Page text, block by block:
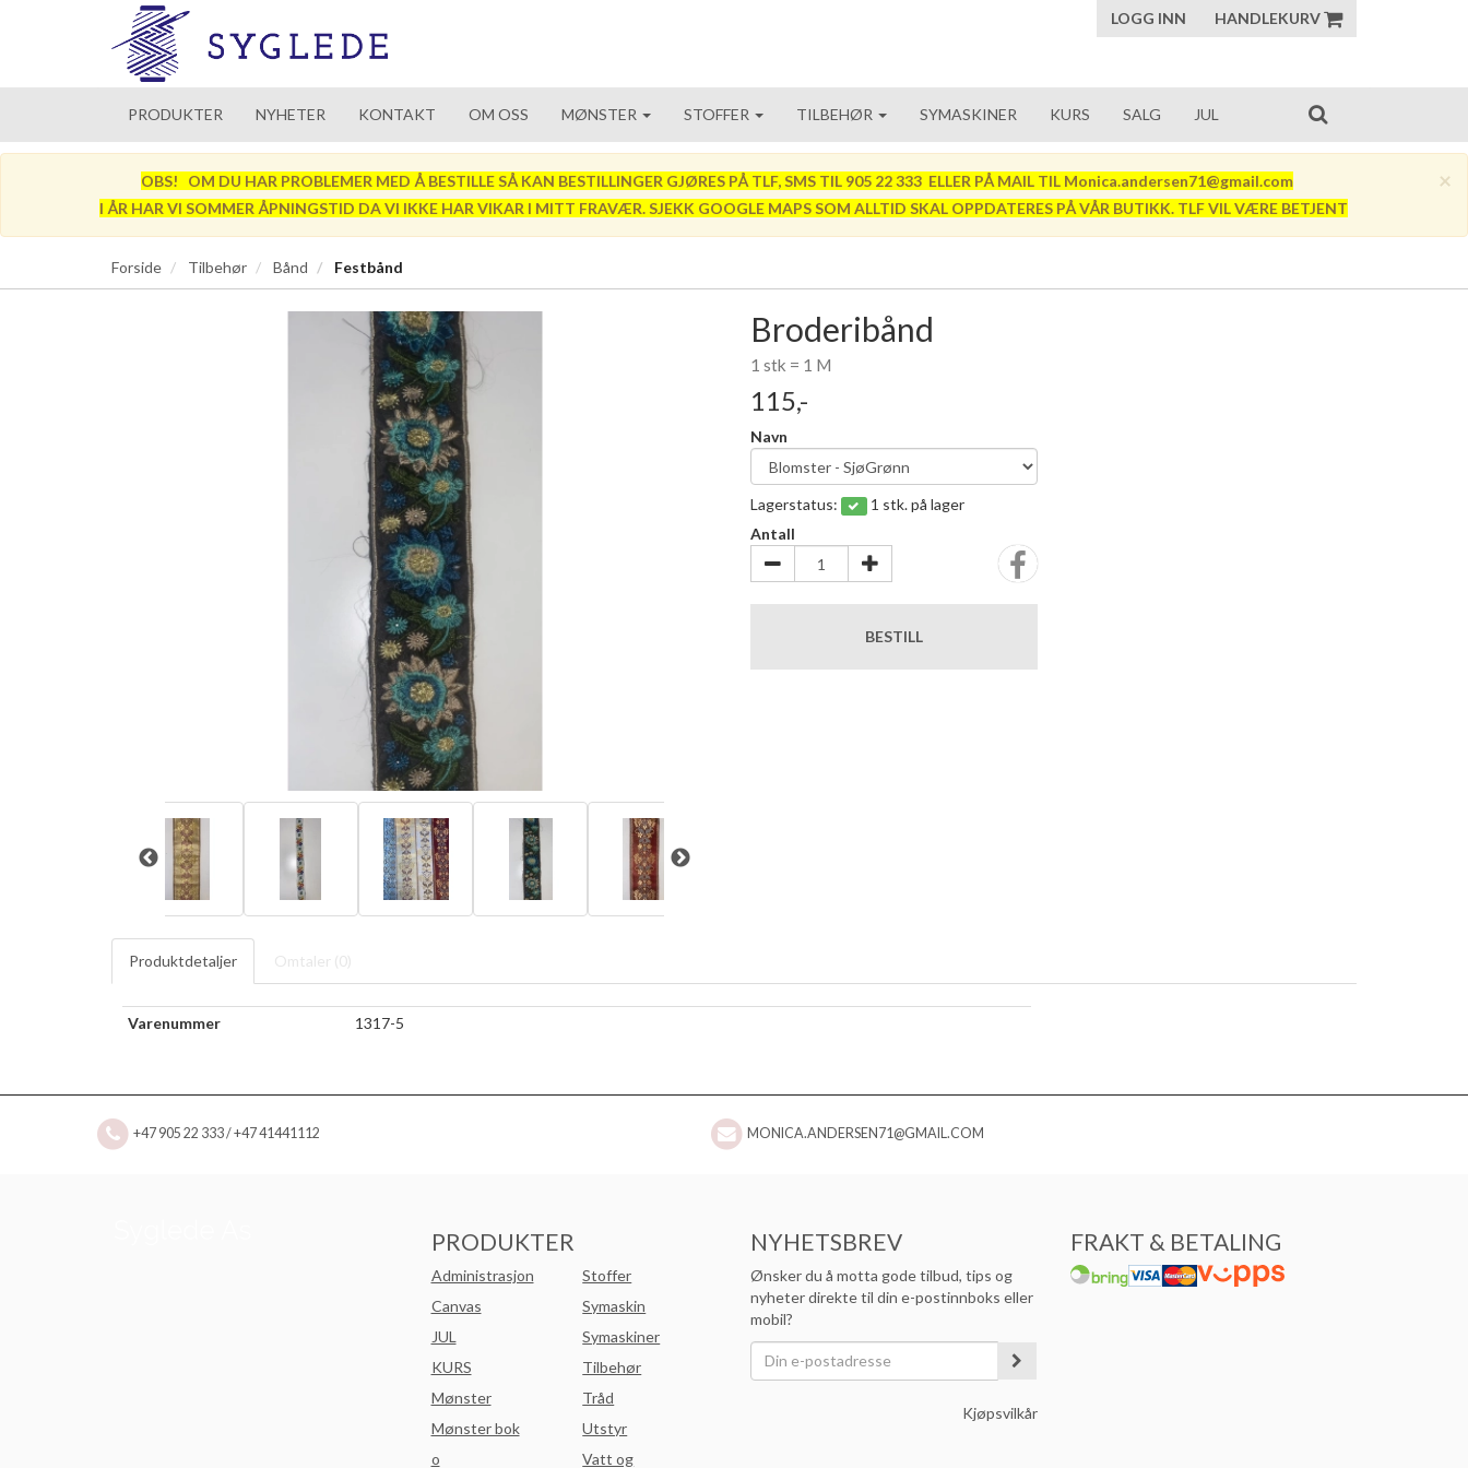
LOGG INN HANDLEKURV
PRODUKTER NYHETER KONTAKT OM OSS MØNSTER STOFFER TILBEHØR SYMASKINER KURS SALG JUL
×
OBS! OM DU HAR PROBLEMER MED Å BESTILLE SÅ KAN BESTILLINGER GJØRES PÅ TLF, SMS TIL 905 22 333 ELLER PÅ MAIL TIL Monica.andersen71@gmail.com
I ÅR HAR VI SOMMER ÅPNINGSTID DA VI IKKE HAR VIKAR I MITT FRAVÆR. SJEKK GOOGLE MAPS SOM ALLTID SKAL OPPDATERES PÅ VÅR BUTIKK. TLF VIL VÆRE BETJENT
Forside Tilbehør Bånd Festbånd
Broderibånd
1 stk = 1 M
115,-
Navn
Lagerstatus:
1 stk. på lager
Antall
BESTILL
Produktdetaljer Omtaler (0)
Varenummer 1317-5
+47 905 22 333 / +47 41441112 MONICA.ANDERSEN71@GMAIL.COM
PRODUKTER
Administrasjon
Canvas
JUL
KURS
Mønster
Mønster bok
o
Stoffer
Symaskin
Symaskiner
Tilbehør
Tråd
Utstyr
Vatt og
NYHETSBREV
Ønsker du å motta gode tilbud, tips og
nyheter direkte til din e-postinnboks eller
mobil?
Kjøpsvilkår
FRAKT & BETALING